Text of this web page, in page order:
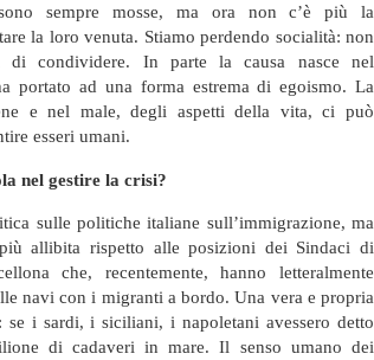
sempre mosse, ma ora non c’è più la
la loro venuta. Stiamo perdendo socialità: non
di condividere. In parte la causa nasce nel
portato ad una forma estrema di egoismo. La
e nel male, degli aspetti della vita, ci può
esseri umani.
nel gestire la crisi?
sulle politiche italiane sull’immigrazione, ma
allibita rispetto alle posizioni dei Sindaci di
che, recentemente, hanno letteralmente
navi con i migranti a bordo. Una vera e propria
se i sardi, i siciliani, i napoletani avessero detto
di cadaveri in mare. Il senso umano dei